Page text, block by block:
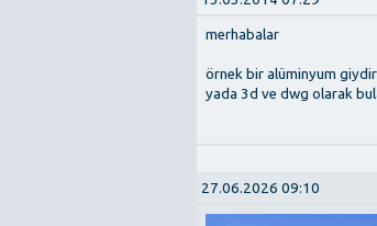
merhabalar
örnek bir alüminyum
yada 3d ve dwg olarak
27.06.2026 09:10